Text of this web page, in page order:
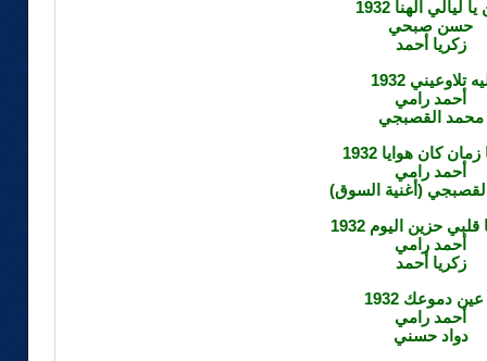
ليالي الهنا 1932
حسن صبحي
زكريا أحمد
تلاوعيني 1932
أحمد رامي
محمد القصبجي
كان هوايا 1932
أحمد رامي
(أغنية السوق)
حزين اليوم 1932
أحمد رامي
زكريا أحمد
عين دموعك 1932
أحمد رامي
دواد حسني